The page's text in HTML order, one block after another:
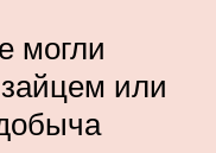
могли
или